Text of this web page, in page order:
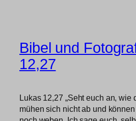
Bibel und
12,27
Lukas 12,27 „Seht euch an,
mühen sich nicht ab und